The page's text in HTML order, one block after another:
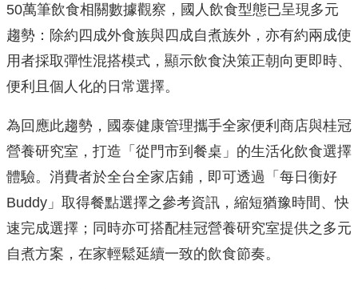
50萬筆飲食相關數據觀察，國人飲食型態已呈現多元
趨勢：除約四成外食族與四成自煮族外，亦有約兩成使
用者採取彈性混搭模式，顯示飲食決策正朝向更即時、
便利且個人化的日常選擇。
為回應此趨勢，國泰健康管理攜手全家便利商店與桂冠
營養研究室，打造「從門市到餐桌」的生活化飲食選擇
體驗。消費者於全台全家店鋪，即可透過「每日衡好
Buddy」取得餐點選擇之參考資訊，縮短猶豫時間、快
速完成選擇；同時亦可搭配桂冠營養研究室提供之多元
自煮方案，在家輕鬆延續一致的飲食節奏。